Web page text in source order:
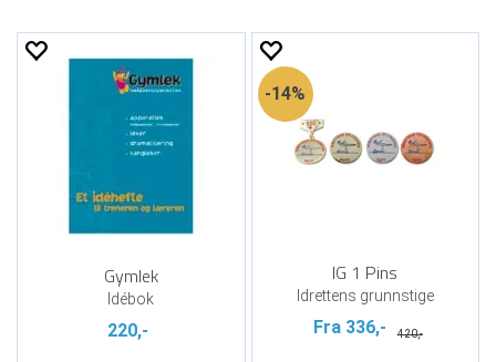
Gymlek
Idébok
220,-
14%
IG 1 Pins
Idrettens grunnstige
Fra 336,- 420,-